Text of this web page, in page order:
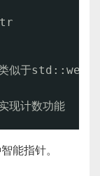
类似于
现计数功能
能指针。